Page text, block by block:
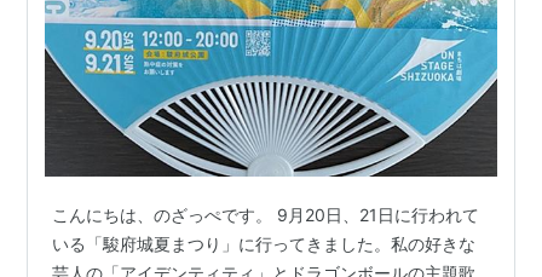
こんにちは、のざっぺです。 9月20日、21日に行われて
いる「駿府城夏まつり」に行ってきました。私の好きな
芸人の「アイデンティティ」とドラゴンボールの主題歌